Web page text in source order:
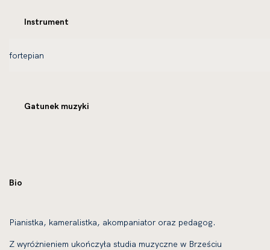
Instrument
Gatunek muzyki
Bio
Pianistka, kameralistka, akompaniator oraz pedagog.
Z wyróżnieniem ukończyła studia muzyczne w Brześciu